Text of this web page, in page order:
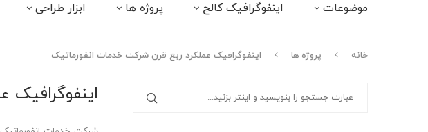
موضوعات اینفوگرافیک کالج پروژه ها ابزار طراحی
خانه پروژه ها اینفوگرافیک عملکرد ربع قرن شرکت خدمات انفورماتیک